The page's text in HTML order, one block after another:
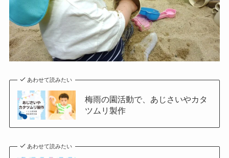
あわせて読みたい
梅雨の園活動で、あじさいやカタ
ツムリ製作
あわせて読みたい